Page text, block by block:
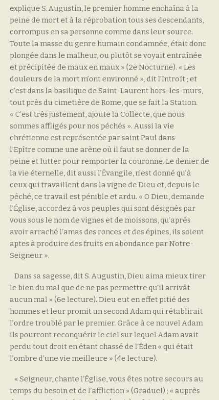
explique S. Augustin, le premier homme enchaîna à la
peine de mort et à la réprobation tous ses descendants,
corrompus en sa personne comme dans leur source.
Toute la masse du genre humain condamnée, était donc
plongée dans le malheur, ou plutôt se voyait entraînée
et précipitée de maux en maux » (2e Nocturne). « Les
douleurs de la mort m’ont environné », dit l’Introït ; et
c’est dans la basilique de Saint-Laurent hors-les-murs,
tout près du cimetière de Rome, que se fait la Station.
« C’est très justement, ajoute la Collecte, que nous
sommes affligés pour nos péchés ». Aussi la vie
chrétienne est représentée par saint Paul dans
l’Epître comme une arène où il faut se donner de la
peine et lutter pour remporter la couronne. Le denier de
la vie éternelle, dit aussi l’Évangile, n’est donné qu’à
ceux qui travaillent dans la vigne de Dieu et, depuis le
péché, ce travail est pénible et ardu. « O Dieu, demande
l’Église, accordez à vos peuples qui sont désignés par
vous sous le nom de vignes et de moissons, qu’après
avoir arraché l’amas des ronces et des épines, ils soient
aptes à produire des fruits en abondance par Notre-
Seigneur ».
Dans sa sagesse, dit S. Augustin, Dieu aima mieux tirer
le bien du mal que de ne pas permettre qu’il arrivât
aucun mal » (6e lecture). Dieu eut en effet pitié des
hommes et leur promit un second Adam qui rétablirait
l’ordre troublé par le premier. Grâce à ce nouvel Adam
ils pourront reconquérir le ciel sur lequel Adam avait
perdu tout droit en étant chassé de l’Éden « qui était
l’ombre d’une vie meilleure » (4e lecture).
« Seigneur, chante l’Église, vous êtes notre secours au
temps du besoin et de l’affliction » (Graduel) ; « auprès